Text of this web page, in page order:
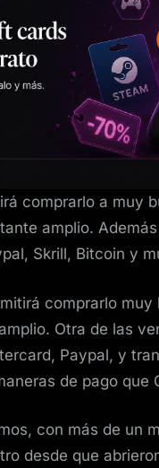
comprarlo a muy
amplio.
Skrill, Bitcoin y
comprarlo
Otra de las
Paypal, y
de pago que
con más de un
desde que